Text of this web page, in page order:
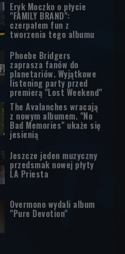
Eryk Moczko o płycie
"FAMILY BRAND":
czerpałem fun z
tworzenia tego albumu
Phoebe Bridgers
zaprasza fanów do
planetariów. Wyjątkowe
listening party przed
premierą "Lost Weekend"
The Avalanches wracają
z nowym albumem. "No
Bad Memories" ukaże się
jesienią
Jeszcze jeden muzyczny
przedsmak nowej płyty
LA Priesta
Overmono wydali album
"Pure Devotion"